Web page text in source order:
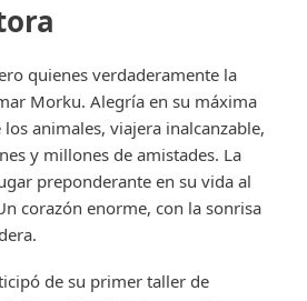
quienes verdaderamente la
Morku. Alegría en su máxima
animales, viajera inalcanzable,
y millones de amistades. La
preponderante en su vida al
corazón enorme, con la sonrisa
de su primer taller de